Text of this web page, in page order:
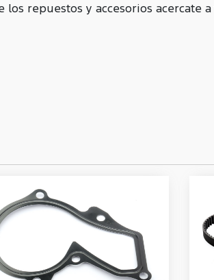
repuestos y accesorios acercate